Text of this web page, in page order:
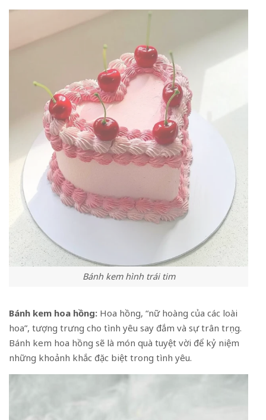
Bánh kem hình trái tim
Bánh kem hoa hồng: Hoa hồng, “nữ hoàng của các loài
hoa”, tượng trưng cho tình yêu say đắm và sự trân trọng.
Bánh kem hoa hồng sẽ là món quà tuyệt vời để kỷ niệm
những khoảnh khắc đặc biệt trong tình yêu.